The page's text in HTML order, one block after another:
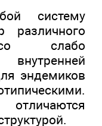
систему
различного
слабо
эндемиков